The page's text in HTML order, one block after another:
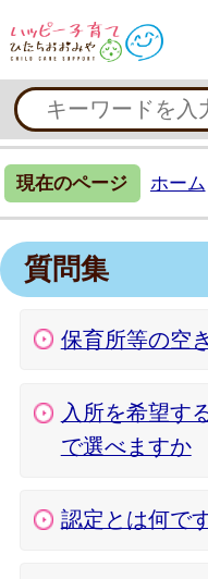
ハ
現在のページ ホーム
質問集
保育所等の空
入所を希望す
で選べますか
認定とは何で